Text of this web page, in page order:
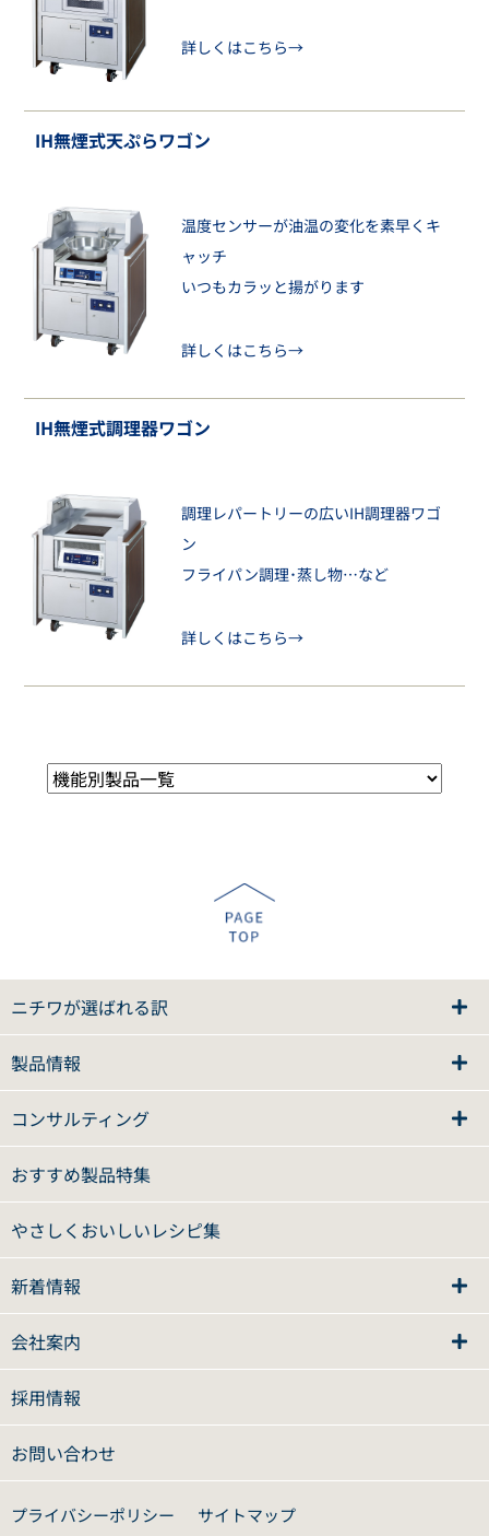
詳しくはこちら→
IH無煙式天ぷらワゴン
温度センサーが油温の変化を素早くキ
ャッチ
いつもカラッと揚がります
詳しくはこちら→
IH無煙式調理器ワゴン
調理レパートリーの広いIH調理器ワゴ
ン
フライパン調理･蒸し物…など
詳しくはこちら→
ニチワが選ばれる訳
製品情報
コンサルティング
おすすめ製品特集
やさしくおいしいレシピ集
新着情報
会社案内
採用情報
お問い合わせ
プライバシーポリシー サイトマップ